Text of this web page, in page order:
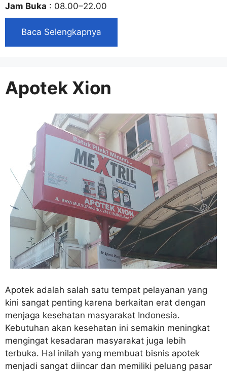
Jam Buka : 08.00–22.00
Baca Selengkapnya
Apotek Xion
Apotek adalah salah satu tempat pelayanan yang
kini sangat penting karena berkaitan erat dengan
menjaga kesehatan masyarakat Indonesia.
Kebutuhan akan kesehatan ini semakin meningkat
mengingat kesadaran masyarakat juga lebih
terbuka. Hal inilah yang membuat bisnis apotek
menjadi sangat diincar dan memiliki peluang pasar